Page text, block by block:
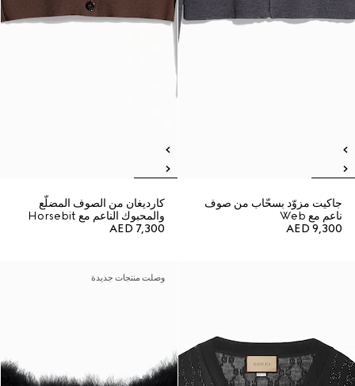
جاكيت مزوّد بسحّاب من صوف
ناعم مع Web
AED 9,300
كارديغان من الصوف المضلّع
والمحبوك الناعم مع Horsebit
AED 7,300
وصلت منتجات جديدة